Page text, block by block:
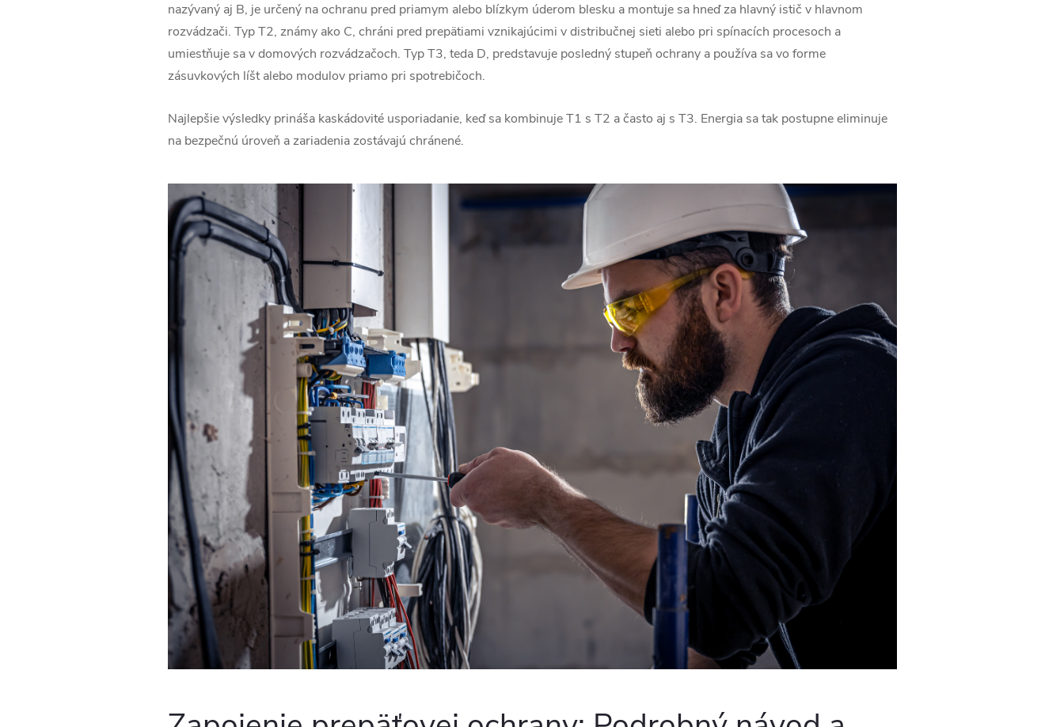
nazývaný aj B, je určený na ochranu pred priamym alebo blízkym úderom blesku a montuje sa hneď za hlavný istič v hlavnom
rozvádzači. Typ T2, známy ako C, chráni pred prepätiami vznikajúcimi v distribučnej sieti alebo pri spínacích procesoch a
umiestňuje sa v domových rozvádzačoch. Typ T3, teda D, predstavuje posledný stupeň ochrany a používa sa vo forme
zásuvkových líšt alebo modulov priamo pri spotrebičoch.
Najlepšie výsledky prináša kaskádovité usporiadanie, keď sa kombinuje T1 s T2 a často aj s T3. Energia sa tak postupne eliminuje
na bezpečnú úroveň a zariadenia zostávajú chránené.